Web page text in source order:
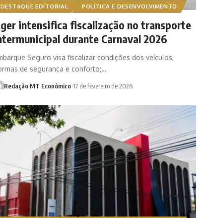
DESTAQUE EDITORIAL POLÍTICA E DESENVOLVIMENTO
intensifica fiscalização no transporte
durante Carnaval 2026
Seguro visa fiscalizar condições dos veículos,
de segurança e conforto;…
Redação MT Econômico 17 de fevereiro de 2026